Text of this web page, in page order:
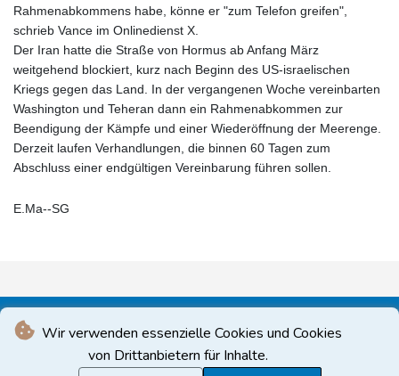
Wir verwenden essenzielle Cookies und Cookies
von Drittanbietern für Inhalte.
Rahmenabkommens habe, könne er "zum Telefon greifen",
schrieb Vance im Onlinedienst X.
Der Iran hatte die Straße von Hormus ab Anfang März
weitgehend blockiert, kurz nach Beginn des US-israelischen
Kriegs gegen das Land. In der vergangenen Woche vereinbarten
Washington und Teheran dann ein Rahmenabkommen zur
Beendigung der Kämpfe und einer Wiederöffnung der Meerenge.
Derzeit laufen Verhandlungen, die binnen 60 Tagen zum
Abschluss einer endgültigen Vereinbarung führen sollen.
E.Ma--SG